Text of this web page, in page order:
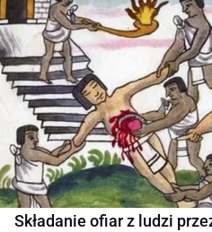
Składanie ofiar z ludzi